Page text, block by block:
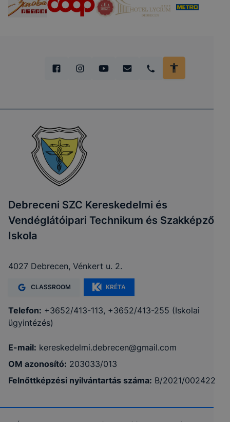
Debreceni SZC Kereskedelmi és
Vendéglátóipari Technikum és Szakképző
Iskola
4027 Debrecen, Vénkert u. 2.
CLASSROOM KRÉTA
Telefon: +3652/413-113, +3652/413-255 (Iskolai
ügyintézés)
E-mail: kereskedelmi.debrecen@gmail.com
OM azonosító: 203033/013
Felnőttképzési nyilvántartás száma: B/2021/002422